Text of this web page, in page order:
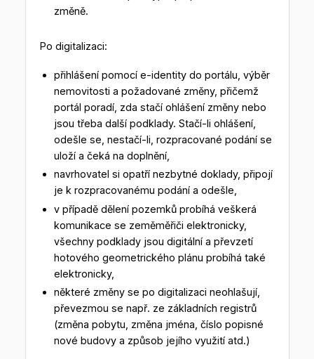
změně.
Po digitalizaci:
přihlášení pomocí e-identity do portálu, výběr
nemovitosti a požadované změny, přičemž
portál poradí, zda stačí ohlášení změny nebo
jsou třeba další podklady. Stačí-li ohlášení,
odešle se, nestačí-li, rozpracované podání se
uloží a čeká na doplnění,
navrhovatel si opatří nezbytné doklady, připojí
je k rozpracovanému podání a odešle,
v případě dělení pozemků probíhá veškerá
komunikace se zeměměřiči elektronicky,
všechny podklady jsou digitální a převzetí
hotového geometrického plánu probíhá také
elektronicky,
některé změny se po digitalizaci neohlašují,
převezmou se např. ze základních registrů
(změna pobytu, změna jména, číslo popisné
nové budovy a způsob jejího využití atd.)